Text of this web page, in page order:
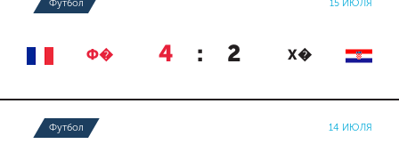
Футбол 15 ИЮЛЯ
Ф� 4 : 2 Х�
Футбол 14 ИЮЛЯ